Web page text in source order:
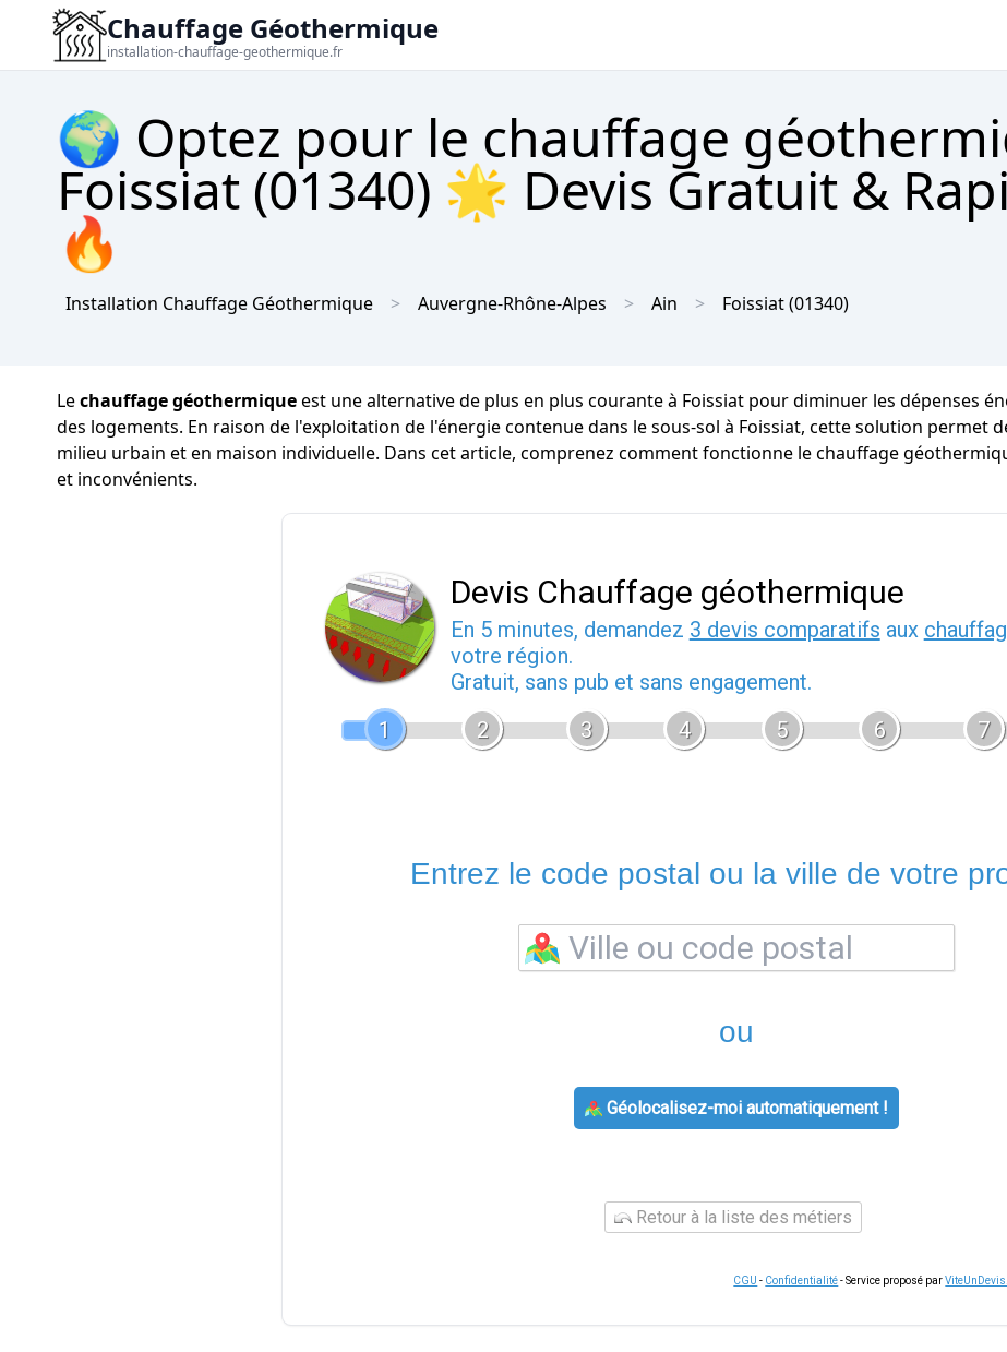
Chauffage Géothermique
installation-chauffage-geothermique.fr
🌍 Optez pour le chauffage
Foissiat (01340) 🌟 Devis Gratuit &
🔥
Installation Chauffage Géothermique Auvergne-Rhône-Alpes Ain Foissiat(01340)
Lechauffage géothermiqueest une alternative de plus en plus courante à Foissiat pour diminuer les dépenses
des logements. En raison de l'exploitation de l'énergie contenue dans le sous-sol à Foissiat, cette solution permet
milieu urbain et en maison individuelle. Dans cet article, comprenez comment fonctionne le chauffage
et inconvénients.
Devis Chauffage géothermique
En 5 minutes, demandez 3 devis comparatifs aux
votre région.
Gratuit, sans pub et sans engagement.
1
2 3 4 5 6 7
Entrez le code postal ou la ville de votre
ou
Géolocalisez-moi automatiquement !
Retour à la liste des métiers
CGU - Confidentialité- Service proposé par